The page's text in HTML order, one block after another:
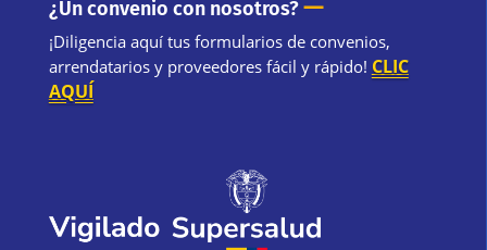
¿Un convenio con nosotros?—
¡Diligencia aquí tus formularios de convenios,
arrendatarios y proveedores fácil y rápido! CLIC
AQUÍ